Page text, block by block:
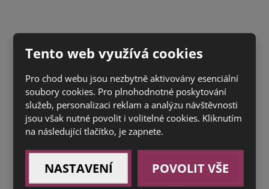
Tento web využívá cookies
Pro chod webu jsou nezbytně aktivovány esenciální
soubory cookies. Pro plnohodnotné poskytování
služeb, personalizaci reklam a analýzu návštěvnosti
jsou však nutné povolit i volitelné cookies. Kliknutím
na následující tlačítko, je zapnete.
NASTAVENÍ POVOLIT VŠE